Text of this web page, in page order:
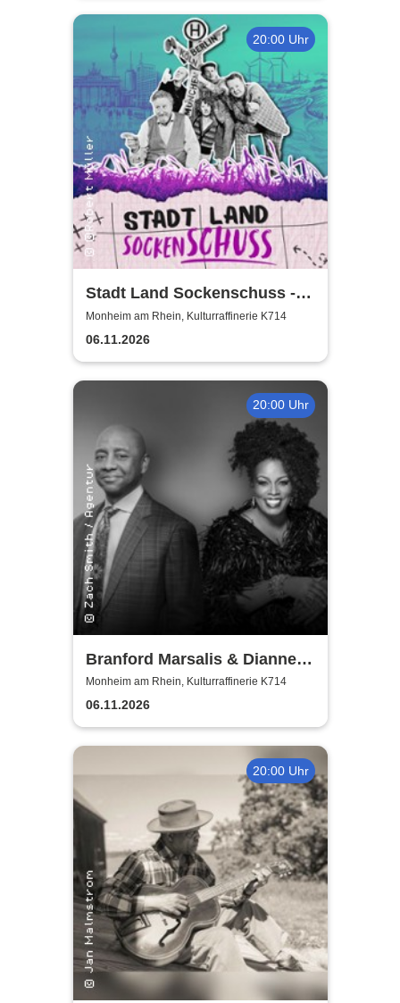
20:00 Uhr
Stadt Land Sockenschuss -
Kabarett-Theater Distel
Monheim am Rhein, Kulturraffinerie K714
06.11.2026
20:00 Uhr
Branford Marsalis & Dianne
Reeves celebrate John
Coltrane
Monheim am Rhein, Kulturraffinerie K714
06.11.2026
20:00 Uhr